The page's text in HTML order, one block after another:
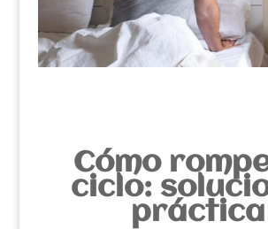
Cómo
ciclo:
práctica